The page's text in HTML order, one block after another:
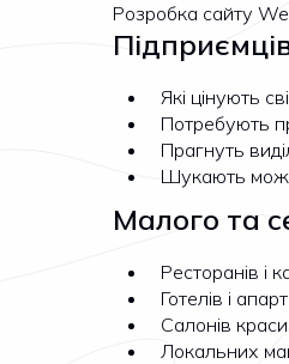
Розробка сайту
Які цінують
Потребують
Прагнуть
Шукають
Малого та
Ресторанів і
Готелів і
Салонів
Локальних